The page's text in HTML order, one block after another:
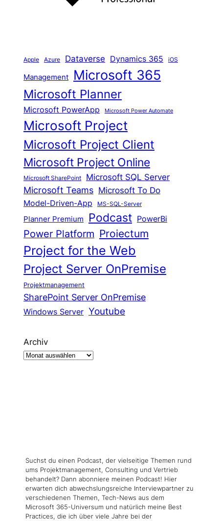
Apple Azure Dataverse Dynamics 365 iOS
Management Microsoft 365
Microsoft Planner
Microsoft PowerApp Microsoft Power Automate
Microsoft Project
Microsoft Project Client
Microsoft Project Online
Microsoft SharePoint Microsoft SQL Server
Microsoft Teams Microsoft To Do
Model-Driven-App MS-SQL-Server
Planner Premium Podcast PowerBi
Power Platform Proiectum
Project for the Web
Project Server OnPremise
Projektmanagement
SharePoint Server OnPremise
Windows Server Youtube
Archiv
Suchst du einen Podcast, der vielseitige Themen rund
ums Projektmanagement, Consulting und Vertrieb
behandelt? Dann abonniere meinen Podcast! Hier
erwarten dich abwechslungsreiche Interviewpartner zu
verschiedenen Themen, Tech-News aus dem
Microsoft 365-Universum und natürlich meine Best
Practices, die ich über viele Jahre bei der